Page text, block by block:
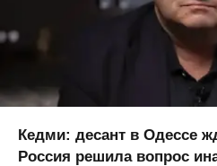
Кедми: десант в Одессе
Россия решила вопрос